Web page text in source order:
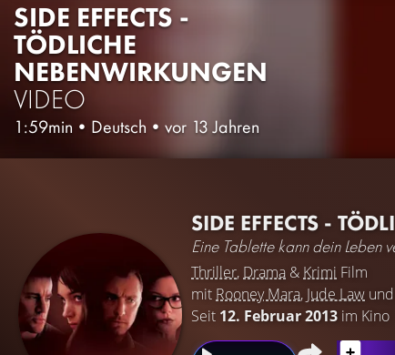
SIDE EFFECTS -
TÖDLICHE
NEBENWIRKUNGEN
VIDEO
1:59min • Deutsch • vor 13 Jahren
SIDE EFFECTS -
Eine Tablette kann dein Leben
Thriller, Drama & Krimi Film
mit Rooney Mara, Jude Law und
Seit 12. Februar 2013 im Kino